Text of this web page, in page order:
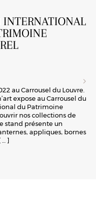
INTERNATIONAL
au Carrousel du Louvre.
expose au Carrousel du
du Patrimoine
nos collections de
stand présente un
appliques, bornes
… ]